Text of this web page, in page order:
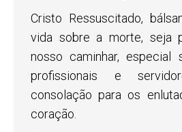
Cristo Ressuscitado,
vida sobre a morte, seja
nosso caminhar, especial
profissionais e
consolação para os
coração.